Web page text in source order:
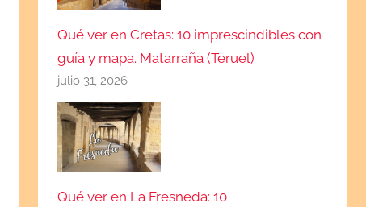
Qué ver en Cretas: 10 imprescindibles con
guía y mapa. Matarraña (Teruel)
julio 31, 2026
Qué ver en La Fresneda: 10